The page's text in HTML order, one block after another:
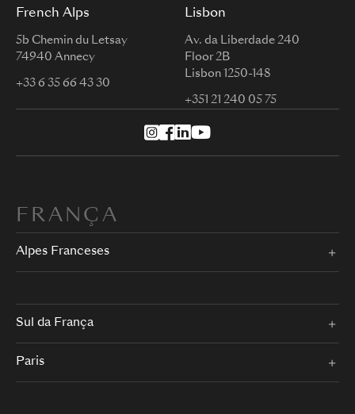
French Alps
5b Chemin du Letsay
74940 Annecy
+33 6 35 66 43 30
Lisbon
Av. da Liberdade 240
Floor 2B
Lisbon 1250-148
+351 21 240 05 75
FRANÇA
Alpes Franceses
Sul da França
Paris